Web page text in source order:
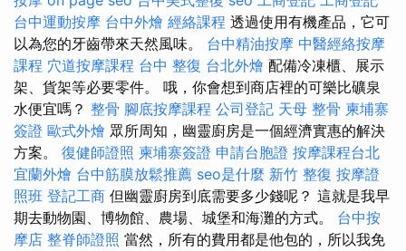
台中運動按摩 台中外燴 經絡課程 透過使用有機產品，它可
以為您的牙齒帶來天然風味。 台中精油按摩 中醫經絡按摩
課程 穴道按摩課程 台中 整復 台北外燴 配備冷凍櫃、展示
架、貨架等必要零件。 哦，你會想到商店裡的可樂比礦泉
水便宜嗎？ 整骨 腳底按摩課程 公司登記 天母 整骨 柬埔寨
簽證 歐式外燴 眾所周知，幽靈廚房是一個經濟實惠的解決
方案。 復健師證照 柬埔寨簽證 申請台胞證 按摩課程台北
宜蘭外燴 台中筋膜放鬆推薦 seo是什麼 新竹 整復 按摩證
照班 登記工商 但幽靈廚房到底需要多少錢呢？ 這就是我早
期去動物園、博物館、農場、城堡和海灘的方式。 台中按
摩店 整脊師證照 當然，所有的費用都是他包的，所以我免